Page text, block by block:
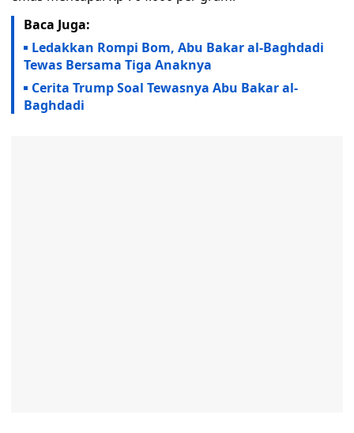
Baca Juga:
Ledakkan Rompi Bom, Abu Bakar al-Baghdadi
Tewas Bersama Tiga Anaknya
Cerita Trump Soal Tewasnya Abu Bakar al-
Baghdadi